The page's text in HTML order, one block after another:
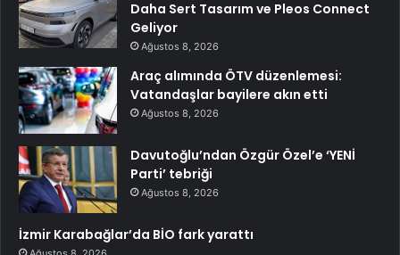
Daha Sert Tasarım ve Pleos Connect
Geliyor
Ağustos 8, 2026
Araç alımında ÖTV düzenlemesi:
Vatandaşlar bayilere akın etti
Ağustos 8, 2026
Davutoğlu’ndan Özgür Özel’e ‘YENİ
Parti’ tebriği
Ağustos 8, 2026
İzmir Karabağlar’da BİO fark yarattı